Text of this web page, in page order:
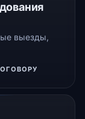
выезды,